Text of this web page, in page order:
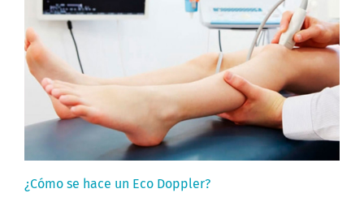
¿Cómo se hace un Eco Doppler?